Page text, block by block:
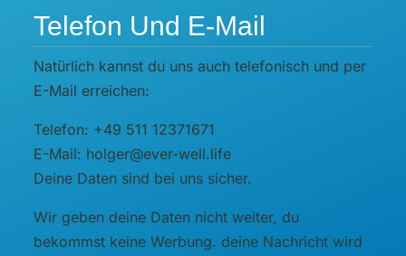
Telefon Und E-Mail
Natürlich kannst du uns auch telefonisch und per
E-Mail erreichen:
Telefon: +49 511 12371671
E-Mail: holger@ever-well.life
Deine Daten sind bei uns sicher.
Wir geben deine Daten nicht weiter, du
bekommst keine Werbung. deine Nachricht wird